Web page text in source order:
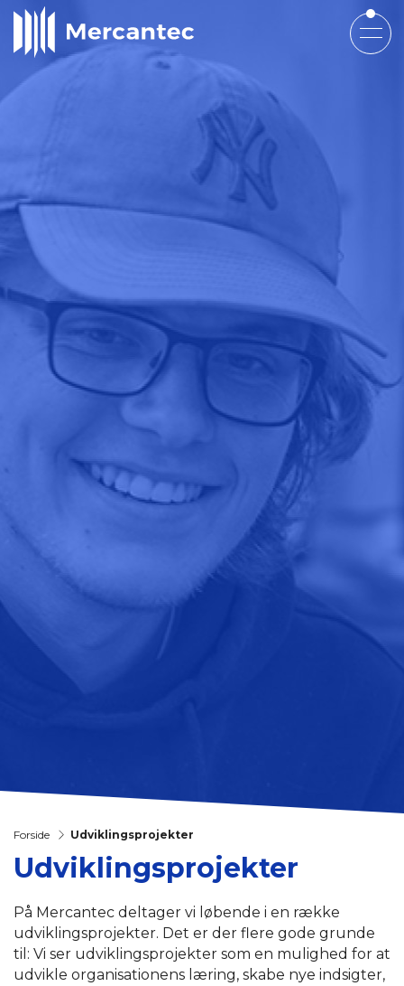
Forside Udviklingsprojekter
Udviklingsprojekter
På Mercantec deltager vi løbende i en række
udviklingsprojekter. Det er der flere gode grunde
til: Vi ser udviklingsprojekter som en mulighed for at
udvikle organisationens læring, skabe nye indsigter,